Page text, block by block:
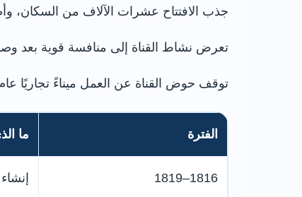
جذب الافتتاح عشرات الآلاف من السكان،
تعرض نشاط القناة إلى منافسة قوية بعد
توقف حوض القناة عن العمل ميناءً تجاريًا عام 1970 تقريبًا، ودخلت المنطقة فترة من الإهمال قبل ترميمها في
الفترة ما
1816–1819